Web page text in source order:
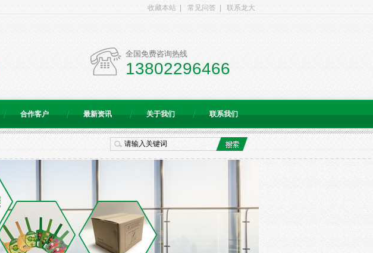
收藏本站 常见问答 联系龙大
全国免费咨询热线
13802296466
合作客户 最新资讯 关于我们 联系我们